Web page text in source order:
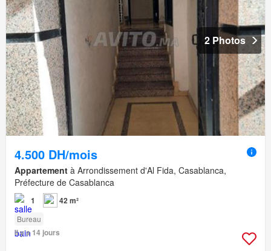
2 Photos
4.500 DH/mois
Appartement à Arrondissement d'Al Fida, Casablanca,
Préfecture de Casablanca
1 42 m²
Bureau
Il y a 14 jours